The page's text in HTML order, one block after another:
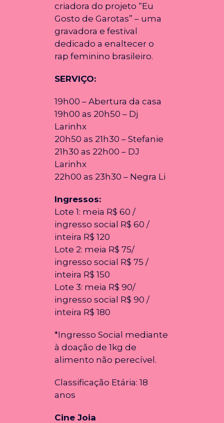
criadora do projeto “Eu
Gosto de Garotas” – uma
gravadora e festival
dedicado a enaltecer o
rap feminino brasileiro.
SERVIÇO:
19h00 – Abertura da casa
19h00 as 20h50 – Dj
Larinhx
20h50 as 21h30 – Stefanie
21h30 as 22h00 – DJ
Larinhx
22h00 as 23h30 – Negra Li
Ingressos:
Lote 1: meia R$ 60 /
ingresso social R$ 60 /
inteira R$ 120
Lote 2: meia R$ 75/
ingresso social R$ 75 /
inteira R$ 150
Lote 3: meia R$ 90/
ingresso social R$ 90 /
inteira R$ 180
*Ingresso Social mediante
à doação de 1kg de
alimento não perecível.
Classificação Etária: 18
anos
Cine Joia